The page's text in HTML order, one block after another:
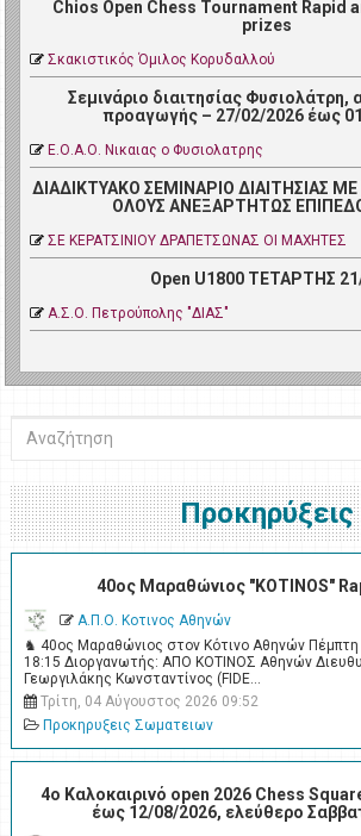
Chios Open Chess Tournament Rapid
prizes
Σκακιστικός Όμιλος Κορυδαλλού
Σεμινάριο διαιτησίας Φυσιολάτρη,
προαγωγής – 27/02/2026 έως
Ε.Ο.Α.Ο. Νικαιας ο Φυσιολατρης
ΔΙΑΔΙΚΤΥΑΚΟ ΣΕΜΙΝΑΡΙΟ ΔΙΑΙΤΗΣΙΑΣ
ΟΛΟΥΣ ΑΝΕΞΑΡΤΗΤΩΣ
ΣΕ ΚΕΡΑΤΣΙΝΙΟΥ ΔΡΑΠΕΤΣΩΝΑΣ ΟΙ ΜΑΧΗΤΕΣ
Open U1800 ΤΕΤΑΡΤΗΣ
Α.Σ.Ο. Πετρoύπολης "ΔΙΑΣ"
Προκηρύξεις
40ος Μαραθώνιος "KOTINOS"
Α.Π.Ο. Κοτινος Αθηνών
♞ 40ος Μαραθώνιος στον Κότινο Αθηνών
18:15 Διοργανωτής: ΑΠΟ ΚΟΤΙΝΟΣ Αθηνών
Γεωργιλάκης Κωνσταντίνος (FIDE…
Τρίτη, 04 Αύγουστος 2026 09:52
Προκηρυξεις Σωματειων
4o Καλοκαιρινό open 2026 Chess
έως 12/08/2026, ελεύθερο